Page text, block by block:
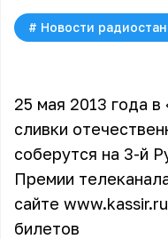
# Новости
25 мая 2013 года
сливки
соберутся на 3-й
Премии
сайте www.kassir.ru
билетов